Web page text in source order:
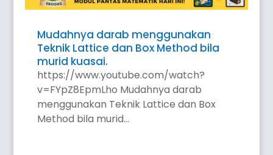
Mudahnya darab menggunakan
Teknik Lattice dan Box Method bila
murid kuasai.
https://www.youtube.com/watch?
v=FYpZ8EpmLho Mudahnya darab
menggunakan Teknik Lattice dan Box
Method bila murid...